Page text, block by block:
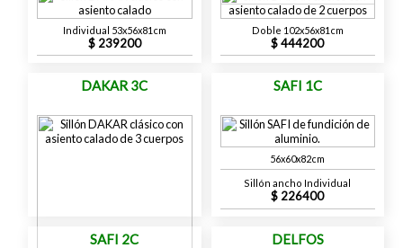
Individual 53x56x81cm
239200
Doble 102x56x81cm
444200
DAKAR 3C SAFI 1C
56x60x82cm
Sillón ancho Individual
226400
SAFI 2C DELFOS